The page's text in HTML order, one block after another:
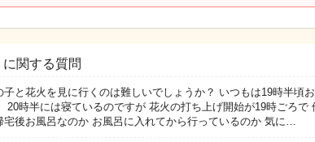
に関する質問
子と花火を見に行くのは難しいでしょうか？ いつもは19時半頃
20時半には寝ているのですが 花火の打ち上げ開始が19時ごろで
宅後お風呂なのか お風呂に入れてから行っているのか 気に…